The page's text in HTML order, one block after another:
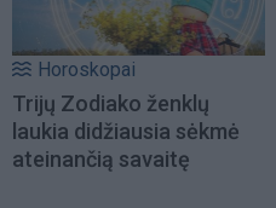
Horoskopai
Trijų Zodiako ženklų
laukia didžiausia sėkmė
ateinančią savaitę